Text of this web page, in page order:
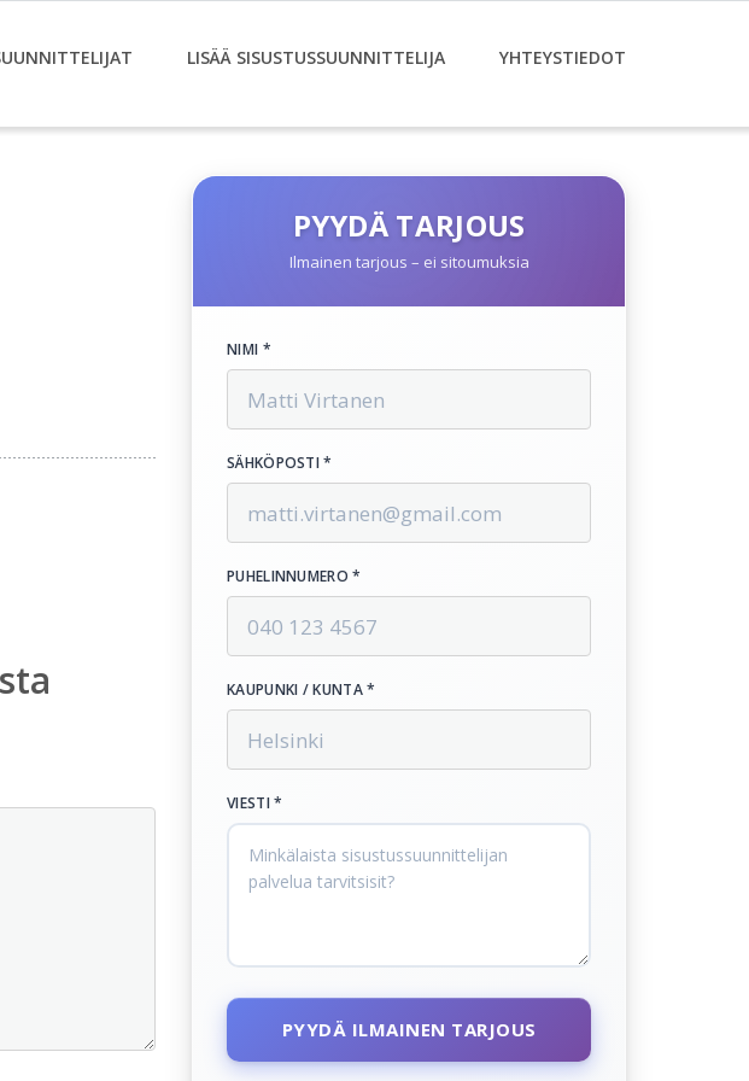
LISÄÄ SISUSTUSSUUNNITTELIJA YHTEYSTIEDOT
PYYDÄ TARJOUS
Ilmainen tarjous – ei sitoumuksia
NIMI *
SÄHKÖPOSTI *
PUHELINNUMERO *
KAUPUNKI / KUNTA *
VIESTI *
PYYDÄ ILMAINEN TARJOUS